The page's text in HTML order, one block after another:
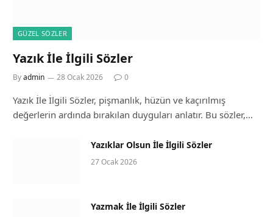
GÜZEL SÖZLER
Yazık İle İlgili Sözler
Byadmin 28 Ocak 2026 0
Yazık İle İlgili Sözler, pişmanlık, hüzün ve kaçırılmış
değerlerin ardında bırakılan duyguları anlatır. Bu sözler,…
Yazıklar Olsun İle İlgili Sözler
27 Ocak 2026
Yazmak İle İlgili Sözler